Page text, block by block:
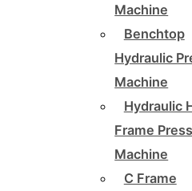
Machine
Benchtop
Hydraulic
Machine
Hydraulic
Frame
Machine
C Frame